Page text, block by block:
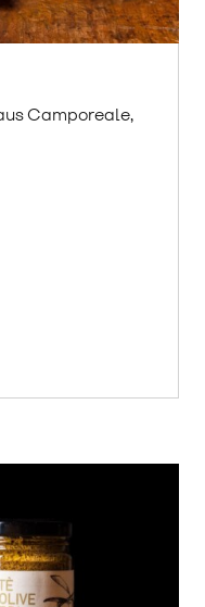
Camporeale,